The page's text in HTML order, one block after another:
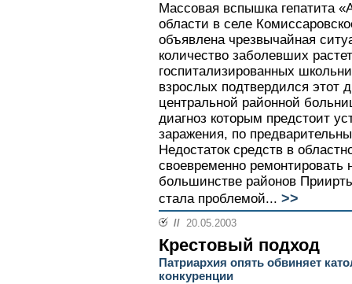
Массовая вспышка гепатита
области в селе
объявлена чрезвычайная
количество заболевших
госпитализированных
взрослых подтвердился этот
центральной районной
диагноз которым предстоит
заражения, по
Недостаток средств в
своевременно ремонтировать
большинстве районов
стала проблемой... >>
// 20.05.2003
Крестовый подход
Патриархия опять обвиняет
конкуренции